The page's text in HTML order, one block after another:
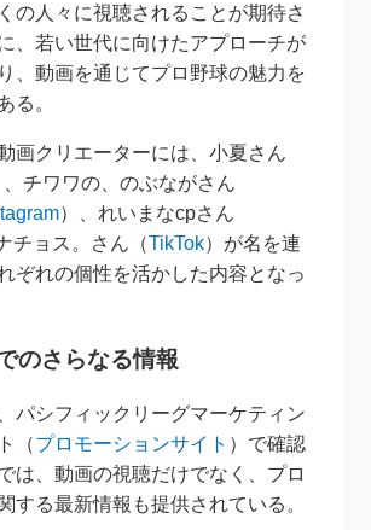
の人々に視聴されることが期待さ
、若い世代に向けたアプローチが
、動画を通じてプロ野球の魅力を
る。
画クリエーターには、小夏さん
、チワワの、のぶながさん
）、れいまなcpさん
チョス。さん（TikTok）が名を連
ぞれの個性を活かした内容となっ
のさらなる情報
パシフィックリーグマーケティン
（プロモーションサイト ）で確認
は、動画の視聴だけでなく、プロ
する最新情報も提供されている。